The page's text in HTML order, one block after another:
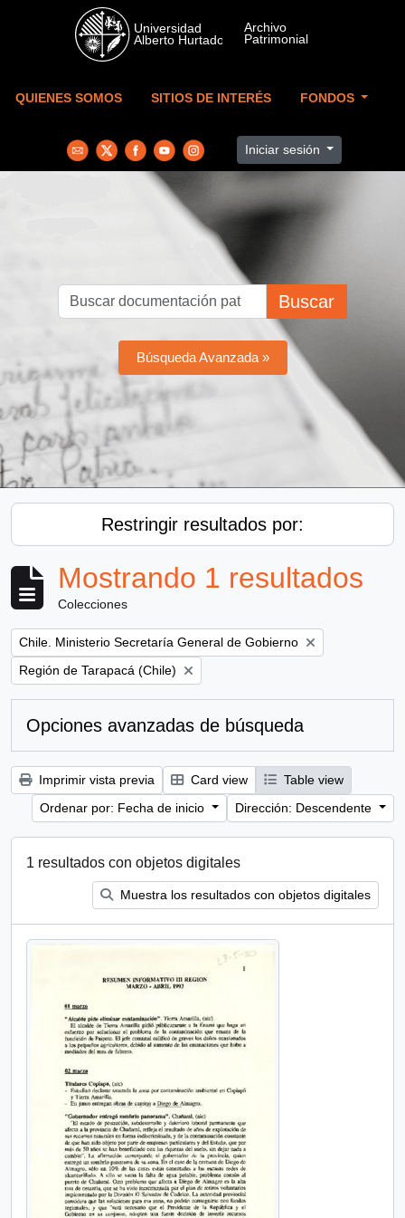
Skip to main content
QUIENES SOMOS SITIOS DE INTERÉS FONDOS
Iniciar sesión
Buscar
Búsqueda Avanzada »
Restringir resultados por:
Mostrando 1 resultados
Colecciones
Remove filter:
Chile. Ministerio Secretaría General de Gobierno
Remove filter:
Región de Tarapacá (Chile)
Opciones avanzadas de búsqueda
Imprimir vista previa Card view
Table view
Ordenar por: Fecha de inicio
Dirección: Descendente
1 resultados con objetos digitales
Muestra los resultados con objetos digitales